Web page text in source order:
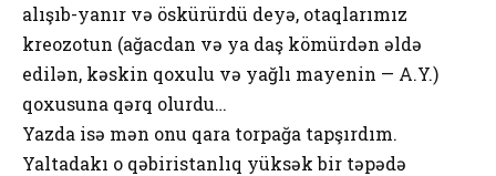
alışıb-yanır və öskürürdü deyə, otaqlarımız
kreozotun (ağacdan və ya daş kömürdən əldə
edilən, kəskin qoxulu və yağlı mayenin — A.Y.)
qoxusuna qərq olurdu…
Yazda isə mən onu qara torpağa tapşırdım.
Yaltadakı o qəbiristanlıq yüksək bir təpədə